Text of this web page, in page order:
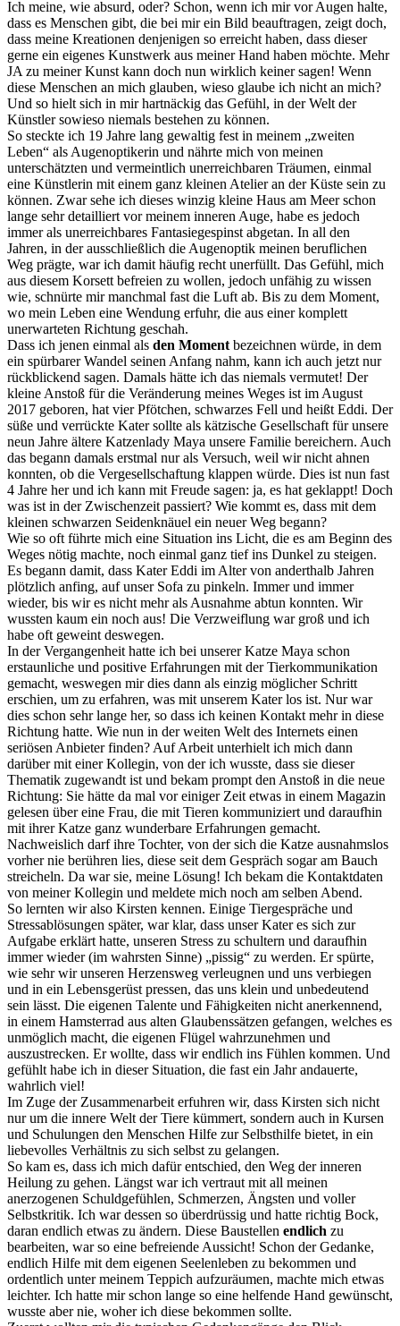
Ich meine, wie absurd, oder? Schon, wenn ich mir vor Augen halte,
dass es Menschen gibt, die bei mir ein Bild beauftragen, zeigt doch,
dass meine Kreationen denjenigen so erreicht haben, dass dieser
gerne ein eigenes Kunstwerk aus meiner Hand haben möchte. Mehr
JA zu meiner Kunst kann doch nun wirklich keiner sagen! Wenn
diese Menschen an mich glauben, wieso glaube ich nicht an mich?
Und so hielt sich in mir hartnäckig das Gefühl, in der Welt der
Künstler sowieso niemals bestehen zu können.
So steckte ich 19 Jahre lang gewaltig fest in meinem „zweiten
Leben“ als Augenoptikerin und nährte mich von meinen
unterschätzten und vermeintlich unerreichbaren Träumen, einmal
eine Künstlerin mit einem ganz kleinen Atelier an der Küste sein zu
können. Zwar sehe ich dieses winzig kleine Haus am Meer schon
lange sehr detailliert vor meinem inneren Auge, habe es jedoch
immer als unerreichbares Fantasiegespinst abgetan. In all den
Jahren, in der ausschließlich die Augenoptik meinen beruflichen
Weg prägte, war ich damit häufig recht unerfüllt. Das Gefühl, mich
aus diesem Korsett befreien zu wollen, jedoch unfähig zu wissen
wie, schnürte mir manchmal fast die Luft ab. Bis zu dem Moment,
wo mein Leben eine Wendung erfuhr, die aus einer komplett
unerwarteten Richtung geschah.
Dass ich jenen einmal als den Moment bezeichnen würde, in dem
ein spürbarer Wandel seinen Anfang nahm, kann ich auch jetzt nur
rückblickend sagen. Damals hätte ich das niemals vermutet! Der
kleine Anstoß für die Veränderung meines Weges ist im August
2017 geboren, hat vier Pfötchen, schwarzes Fell und heißt Eddi. Der
süße und verrückte Kater sollte als kätzische Gesellschaft für unsere
neun Jahre ältere Katzenlady Maya unsere Familie bereichern. Auch
das begann damals erstmal nur als Versuch, weil wir nicht ahnen
konnten, ob die Vergesellschaftung klappen würde. Dies ist nun fast
4 Jahre her und ich kann mit Freude sagen: ja, es hat geklappt! Doch
was ist in der Zwischenzeit passiert? Wie kommt es, dass mit dem
kleinen schwarzen Seidenknäuel ein neuer Weg begann?
Wie so oft führte mich eine Situation ins Licht, die es am Beginn des
Weges nötig machte, noch einmal ganz tief ins Dunkel zu steigen.
Es begann damit, dass Kater Eddi im Alter von anderthalb Jahren
plötzlich anfing, auf unser Sofa zu pinkeln. Immer und immer
wieder, bis wir es nicht mehr als Ausnahme abtun konnten. Wir
wussten kaum ein noch aus! Die Verzweiflung war groß und ich
habe oft geweint deswegen.
In der Vergangenheit hatte ich bei unserer Katze Maya schon
erstaunliche und positive Erfahrungen mit der Tierkommunikation
gemacht, weswegen mir dies dann als einzig möglicher Schritt
erschien, um zu erfahren, was mit unserem Kater los ist. Nur war
dies schon sehr lange her, so dass ich keinen Kontakt mehr in diese
Richtung hatte. Wie nun in der weiten Welt des Internets einen
seriösen Anbieter finden? Auf Arbeit unterhielt ich mich dann
darüber mit einer Kollegin, von der ich wusste, dass sie dieser
Thematik zugewandt ist und bekam prompt den Anstoß in die neue
Richtung: Sie hätte da mal vor einiger Zeit etwas in einem Magazin
gelesen über eine Frau, die mit Tieren kommuniziert und daraufhin
mit ihrer Katze ganz wunderbare Erfahrungen gemacht.
Nachweislich darf ihre Tochter, von der sich die Katze ausnahmslos
vorher nie berühren lies, diese seit dem Gespräch sogar am Bauch
streicheln. Da war sie, meine Lösung! Ich bekam die Kontaktdaten
von meiner Kollegin und meldete mich noch am selben Abend.
So lernten wir also Kirsten kennen. Einige Tiergespräche und
Stressablösungen später, war klar, dass unser Kater es sich zur
Aufgabe erklärt hatte, unseren Stress zu schultern und daraufhin
immer wieder (im wahrsten Sinne) „pissig“ zu werden. Er spürte,
wie sehr wir unseren Herzensweg verleugnen und uns verbiegen
und in ein Lebensgerüst pressen, das uns klein und unbedeutend
sein lässt. Die eigenen Talente und Fähigkeiten nicht anerkennend,
in einem Hamsterrad aus alten Glaubenssätzen gefangen, welches es
unmöglich macht, die eigenen Flügel wahrzunehmen und
auszustrecken. Er wollte, dass wir endlich ins Fühlen kommen. Und
gefühlt habe ich in dieser Situation, die fast ein Jahr andauerte,
wahrlich viel!
Im Zuge der Zusammenarbeit erfuhren wir, dass Kirsten sich nicht
nur um die innere Welt der Tiere kümmert, sondern auch in Kursen
und Schulungen den Menschen Hilfe zur Selbsthilfe bietet, in ein
liebevolles Verhältnis zu sich selbst zu gelangen.
So kam es, dass ich mich dafür entschied, den Weg der inneren
Heilung zu gehen. Längst war ich vertraut mit all meinen
anerzogenen Schuldgefühlen, Schmerzen, Ängsten und voller
Selbstkritik. Ich war dessen so überdrüssig und hatte richtig Bock,
daran endlich etwas zu ändern. Diese Baustellen endlich zu
bearbeiten, war so eine befreiende Aussicht! Schon der Gedanke,
endlich Hilfe mit dem eigenen Seelenleben zu bekommen und
ordentlich unter meinem Teppich aufzuräumen, machte mich etwas
leichter. Ich hatte mir schon lange so eine helfende Hand gewünscht,
wusste aber nie, woher ich diese bekommen sollte.